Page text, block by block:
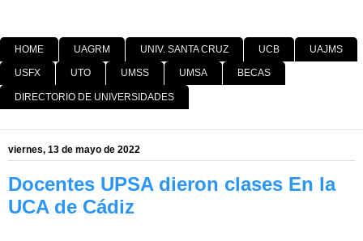
HOME UAGRM UNIV. SANTA CRUZ UCB UAJMS
USFX UTO UMSS UMSA BECAS
DIRECTORIO DE UNIVERSIDADES
viernes, 13 de mayo de 2022
Docentes UPSA dieron clases En la
UCA de Cádiz